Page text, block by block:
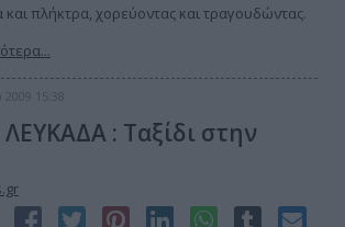
και πλήκτρα, χορεύοντας και τραγουδώντας.
15:38
: Ταξίδι στην